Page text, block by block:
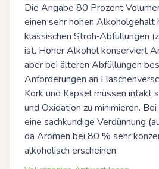
Die Angabe 80 Prozent
einen sehr hohen Alkoholgehalt
klassischen Stroh‑Abfüllungen
ist. Hoher Alkohol konserviert
aber bei älteren Abfüllungen
Anforderungen an
Kork und Kapsel müssen intakt
und Oxidation zu minimieren.
eine sachkundige Verdünnung
da Aromen bei 80 % sehr
alkoholisch erscheinen.